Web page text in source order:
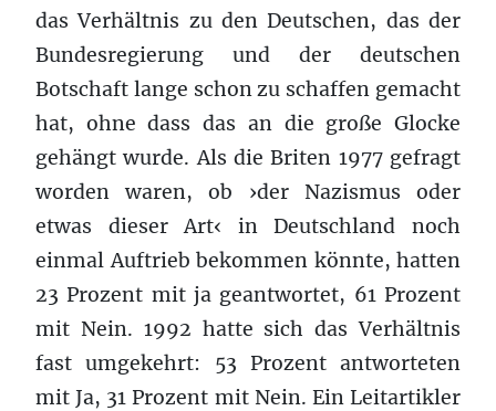
das Verhältnis zu den Deutschen, das der
Bundesregierung und der deutschen
Botschaft lange schon zu schaffen gemacht
hat, ohne dass das an die große Glocke
gehängt wurde. Als die Briten 1977 gefragt
worden waren, ob ›der Nazismus oder
etwas dieser Art‹ in Deutschland noch
einmal Auftrieb bekommen könnte, hatten
23 Prozent mit ja geantwortet, 61 Prozent
mit Nein. 1992 hatte sich das Verhältnis
fast umgekehrt: 53 Prozent antworteten
mit Ja, 31 Prozent mit Nein. Ein Leitartikler